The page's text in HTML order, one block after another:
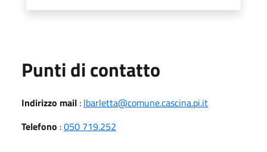
Punti di contatto
Indirizzo mail : lbarletta@comune.cascina.pi.it
Telefono :050 719.252